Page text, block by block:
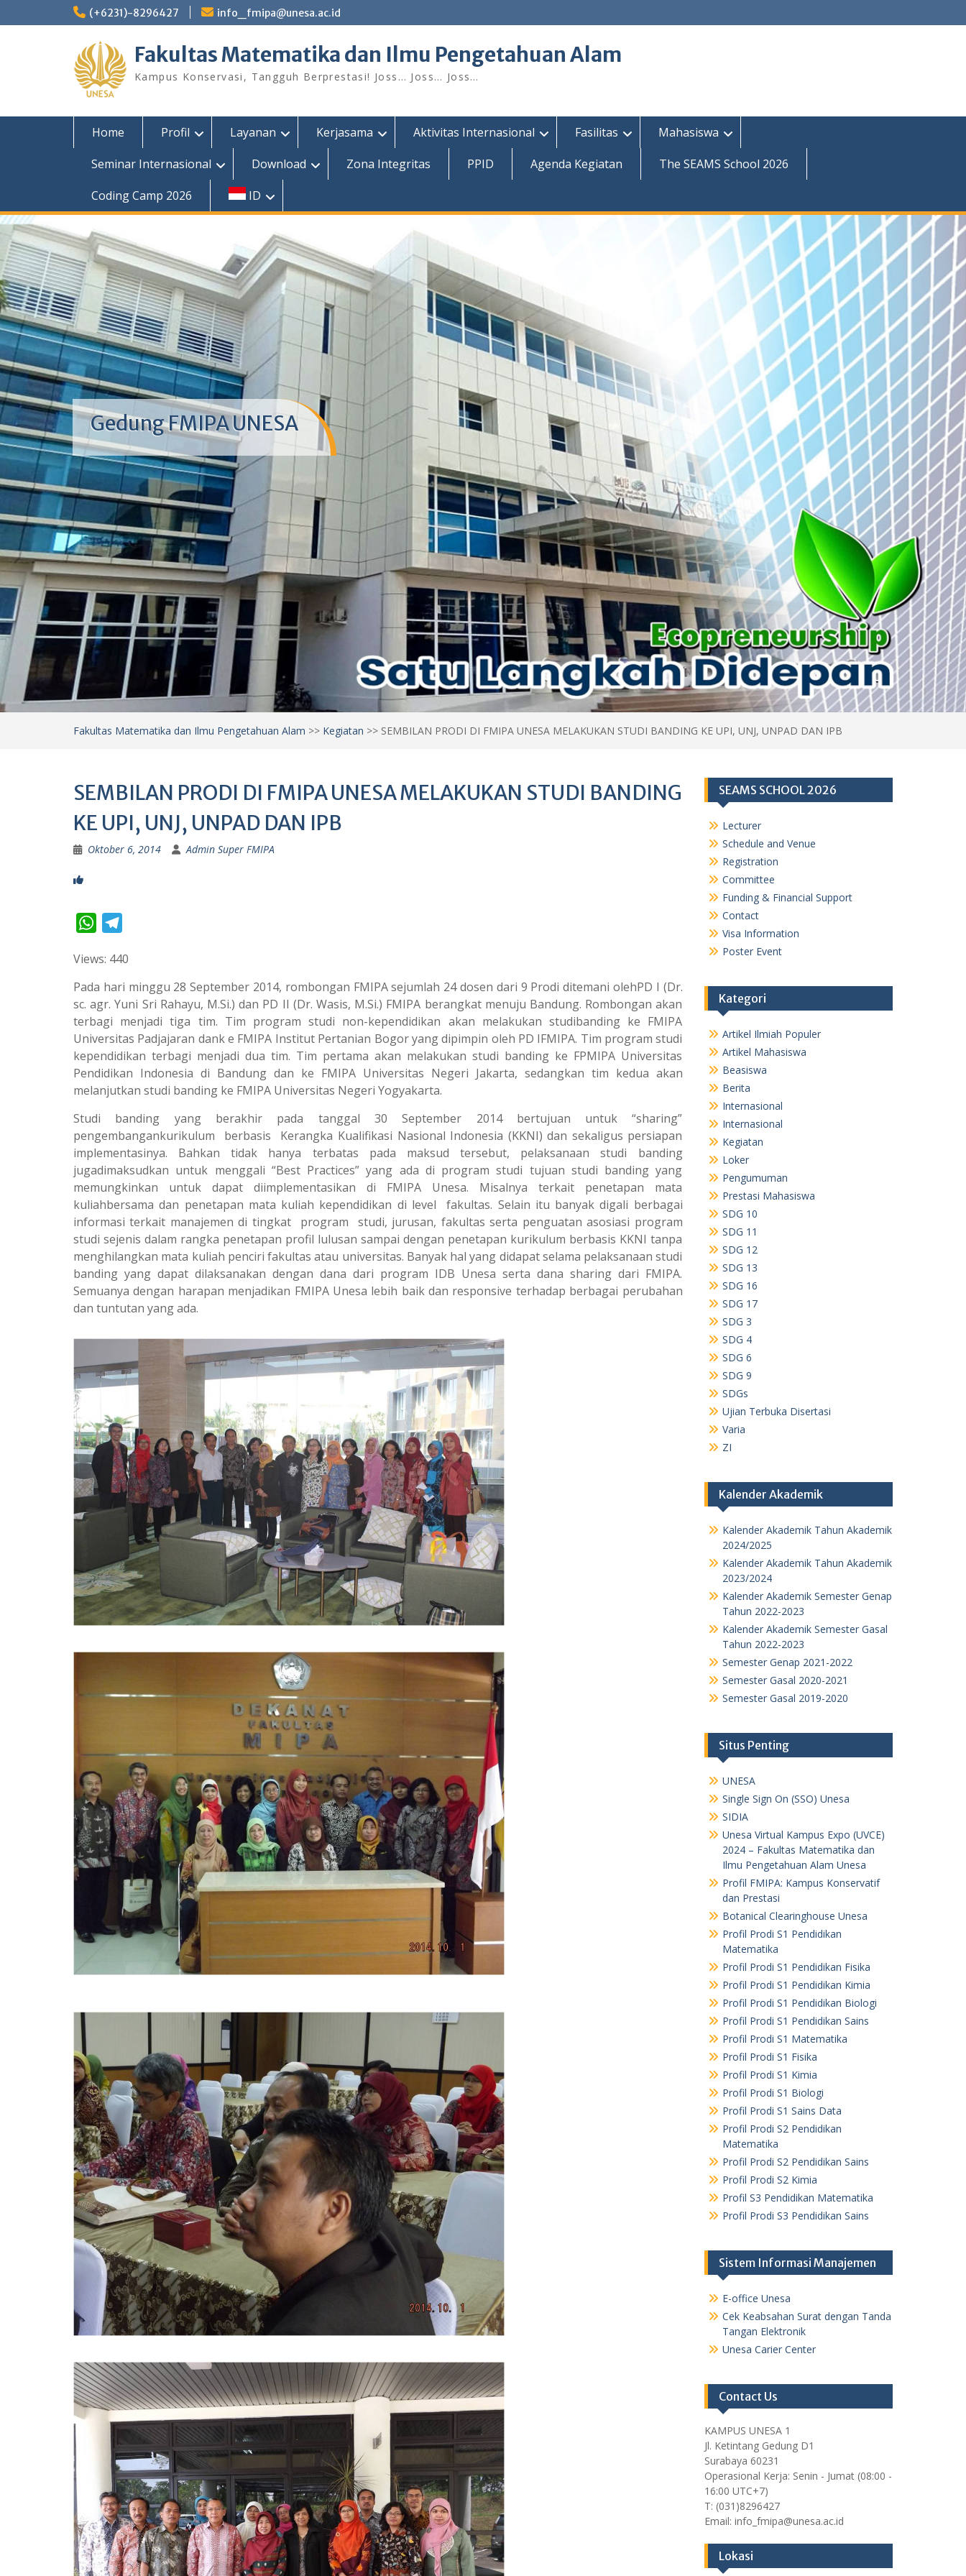
to
(+6231)-8296427 info_fmipa@unesa.ac.id
Fakultas Matematika dan Ilmu Pengetahuan Alam
Kampus Konservasi, Tangguh Berprestasi! Joss… Joss… Joss…
Home Profil Layanan Kerjasama Aktivitas Internasional Fasilitas
Mahasiswa
Seminar Internasional
Download Zona Integritas PPID Agenda Kegiatan
The SEAMS School 2026
Coding Camp 2026
ID
Gedung FMIPA UNESA
Fakultas Matematika dan Ilmu Pengetahuan Alam >> Kegiatan >> SEMBILAN PRODI DI FMIPA UNESA MELAKUKAN STUDI BANDING KE UPI, UNJ, UNPAD DAN IPB
SEMBILAN PRODI DI FMIPA UNESA MELAKUKAN STUDI BANDING
KE UPI, UNJ, UNPAD DAN IPB
Oktober 6, 2014 Admin Super FMIPA
W
a
t
s
A
p
p
l
e
g
r
a
m
Views: 440
Pada hari minggu 28 September 2014, rombongan FMIPA sejumlah 24 dosen dari 9 Prodi ditemani olehPD I (Dr.
sc. agr. Yuni Sri Rahayu, M.Si.) dan PD II (Dr. Wasis, M.Si.) FMIPA berangkat menuju Bandung. Rombongan akan
terbagi menjadi tiga tim. Tim program studi non-kependidikan akan melakukan studibanding ke FMIPA
Universitas Padjajaran dank e FMIPA Institut Pertanian Bogor yang dipimpin oleh PD IFMIPA. Tim program studi
kependidikan terbagi menjadi dua tim. Tim pertama akan melakukan studi banding ke FPMIPA Universitas
Pendidikan Indonesia di Bandung dan ke FMIPA Universitas Negeri Jakarta, sedangkan tim kedua akan
melanjutkan studi banding ke FMIPA Universitas Negeri Yogyakarta.
Studi banding yang berakhir pada tanggal 30 September 2014 bertujuan untuk “sharing”
pengembangankurikulum berbasis Kerangka Kualifikasi Nasional Indonesia (KKNI) dan sekaligus persiapan
implementasinya. Bahkan tidak hanya terbatas pada maksud tersebut, pelaksanaan studi banding
jugadimaksudkan untuk menggali “Best Practices” yang ada di program studi tujuan studi banding yang
memungkinkan untuk dapat diimplementasikan di FMIPA Unesa. Misalnya terkait penetapan mata
kuliahbersama dan penetapan mata kuliah kependidikan di level fakultas. Selain itu banyak digali berbagai
informasi terkait manajemen di tingkat program studi, jurusan, fakultas serta penguatan asosiasi program
studi sejenis dalam rangka penetapan profil lulusan sampai dengan penetapan kurikulum berbasis KKNI tanpa
menghilangkan mata kuliah penciri fakultas atau universitas. Banyak hal yang didapat selama pelaksanaan studi
banding yang dapat dilaksanakan dengan dana dari program IDB Unesa serta dana sharing dari FMIPA.
Semuanya dengan harapan menjadikan FMIPA Unesa lebih baik dan responsive terhadap berbagai perubahan
dan tuntutan yang ada.
SEAMS SCHOOL 2026
Lecturer
Schedule and Venue
Registration
Committee
Funding & Financial Support
Contact
Visa Information
Poster Event
Kategori
Artikel Ilmiah Populer
Artikel Mahasiswa
Beasiswa
Berita
Internasional
Internasional
Kegiatan
Loker
Pengumuman
Prestasi Mahasiswa
SDG 10
SDG 11
SDG 12
SDG 13
SDG 16
SDG 17
SDG 3
SDG 4
SDG 6
SDG 9
SDGs
Ujian Terbuka Disertasi
Varia
ZI
Kalender Akademik
Kalender Akademik Tahun Akademik
2024/2025
Kalender Akademik Tahun Akademik
2023/2024
Kalender Akademik Semester Genap
Tahun 2022-2023
Kalender Akademik Semester Gasal
Tahun 2022-2023
Semester Genap 2021-2022
Semester Gasal 2020-2021
Semester Gasal 2019-2020
Situs Penting
UNESA
Single Sign On (SSO) Unesa
SIDIA
Unesa Virtual Kampus Expo (UVCE)
2024 – Fakultas Matematika dan
Ilmu Pengetahuan Alam Unesa
Profil FMIPA: Kampus Konservatif
dan Prestasi
Botanical Clearinghouse Unesa
Profil Prodi S1 Pendidikan
Matematika
Profil Prodi S1 Pendidikan Fisika
Profil Prodi S1 Pendidikan Kimia
Profil Prodi S1 Pendidikan Biologi
Profil Prodi S1 Pendidikan Sains
Profil Prodi S1 Matematika
Profil Prodi S1 Fisika
Profil Prodi S1 Kimia
Profil Prodi S1 Biologi
Profil Prodi S1 Sains Data
Profil Prodi S2 Pendidikan
Matematika
Profil Prodi S2 Pendidikan Sains
Profil Prodi S2 Kimia
Profil S3 Pendidikan Matematika
Profil Prodi S3 Pendidikan Sains
Sistem Informasi Manajemen
E-office Unesa
Cek Keabsahan Surat dengan Tanda
Tangan Elektronik
Unesa Carier Center
Contact Us
KAMPUS UNESA 1
Jl. Ketintang Gedung D1
Surabaya 60231
Operasional Kerja: Senin - Jumat (08:00 -
16:00 UTC+7)
T: (031)8296427
Email: info_fmipa@unesa.ac.id
Lokasi